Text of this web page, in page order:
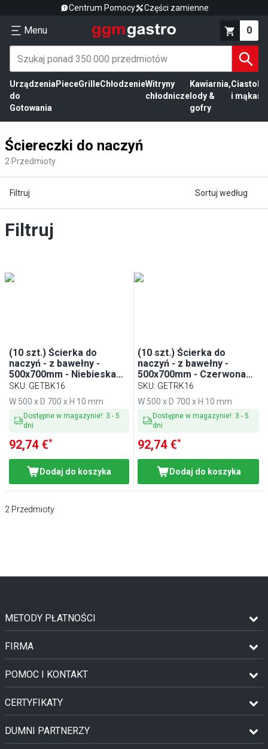
Centrum Pomocy Części zamienne
Menu 0
Urządzenia
do
Gotowania
PieceGrilleChłodzenieWitryny
chłodnicze
Kawiarnia,
lody &
gofry
Ciasto
i mąka
Ściereczki do naczyń
2 Przedmioty
Filtruj Sortuj według
Filtruj
(10 szt.) Ścierka do
naczyń - z bawełny -
500x700mm - Niebieska
kratka
SKU: GETBK16
W 500 x D 700 x H 10 mm
Dostępne w magazynie!: 3 -5
dni
92,74 €*
Dodaj do koszyka
(10 szt.) Ścierka do
naczyń - z bawełny -
500x700mm - Czerwona
kratka
SKU: GETRK16
W 500 x D 700 x H 10 mm
Dostępne w magazynie!: 3 -5
dni
92,74 €*
Dodaj do koszyka
2 Przedmioty
METODY PŁATNOŚCI
FIRMA
POMOC I KONTAKT
CERTYFIKATY
DUMNI PARTNERZY